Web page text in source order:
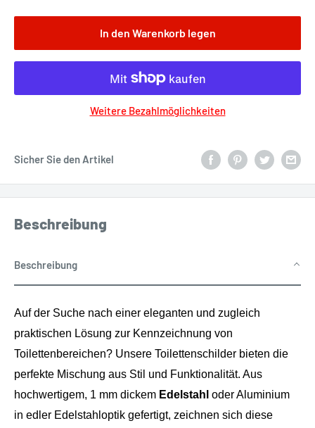
In den Warenkorb legen
Weitere Bezahlmöglichkeiten
Sicher Sie den Artikel
Beschreibung
Beschreibung
Auf der Suche nach einer eleganten und zugleich
praktischen Lösung zur Kennzeichnung von
Toilettenbereichen? Unsere Toilettenschilder bieten die
perfekte Mischung aus Stil und Funktionalität. Aus
hochwertigem, 1 mm dickem Edelstahl oder Aluminium
in edler Edelstahloptik gefertigt, zeichnen sich diese